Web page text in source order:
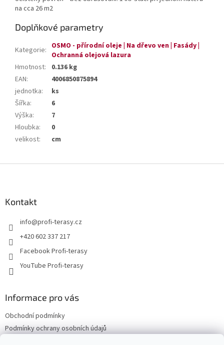
na cca 26 m2
Doplňkové parametry
Kategorie: OSMO - přírodní oleje | Na dřevo ven | Fasády |
Ochranná olejová lazura
Hmotnost:
0.136 kg
EAN:
4006850875894
jednotka:
ks
Šířka:
6
Výška:
7
Hloubka:
0
velikost: cm
Kontakt
info@profi-terasy.cz
+420 602 337 217
Facebook Profi-terasy
YouTube Profi-terasy
Informace pro vás
Obchodní podmínky
Podmínky ochrany osobních údajů